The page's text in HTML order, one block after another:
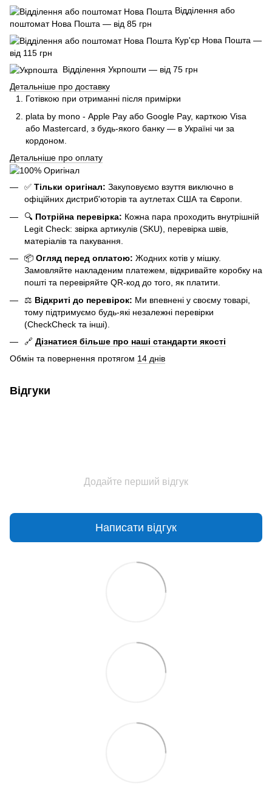
Відділення або
поштомат Нова Пошта — від 85 грн
Кур'єр Нова Пошта —
від 115 грн
Відділення Укрпошти — від 75 грн
Детальніше про доставку
Готівкою при отриманні після примірки
plata by mono - Apple Pay або Google Pay, карткою Visa
або Mastercard, з будь-якого банку — в Україні чи за
кордоном.
Детальніше про оплату
✅ Тільки оригінал: Закуповуємо взуття виключно в
офіційних дистриб'юторів та аутлетах США та Європи.
🔍 Потрійна перевірка: Кожна пара проходить внутрішній
Legit Check: звірка артикулів (SKU), перевірка швів,
матеріалів та пакування.
📦 Огляд перед оплатою: Жодних котів у мішку.
Замовляйте накладеним платежем, відкривайте коробку на
пошті та перевіряйте QR-код до того, як платити.
⚖️ Відкриті до перевірок: Ми впевнені у своєму товарі,
тому підтримуємо будь-які незалежні перевірки
(CheckCheck та інші).
🔗 Дізнатися більше про наші стандарти якості
Обмін та повернення протягом 14 днів
Відгуки
Додайте перший відгук
Написати відгук